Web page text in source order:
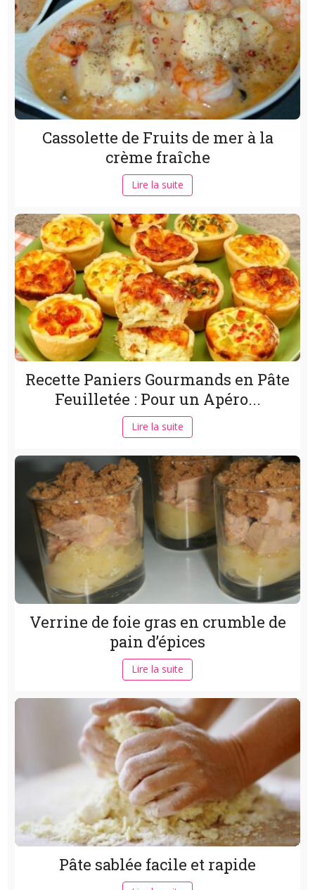
Cassolette de Fruits de mer à la
crème fraîche
Lire la suite
Recette Paniers Gourmands en Pâte
Feuilletée : Pour un Apéro...
Lire la suite
Verrine de foie gras en crumble de
pain d’épices
Lire la suite
Pâte sablée facile et rapide